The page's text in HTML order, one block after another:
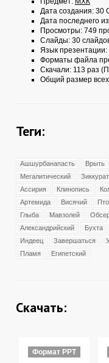
Дата создания: 30
Дата последнего
Просмотры: 749
Слайды: 30
Язык презентации:
Форматы файла
Скачали: 113 раз
Общий размер
Теги:
Ашшурбанапасть
Врыть
Мегалитический
Зиккурат
Ассирия
Клинопись
Артемида
Висячий
Глыба
Мавзолей
Александрийский
Бухта
Индеец
Завершаться
Пламя
Египетский
Скачать:
Формат PPT